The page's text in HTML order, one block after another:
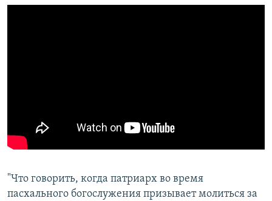
"Что говорить, когда патриарх во время
пасхального богослужения призывает молиться за